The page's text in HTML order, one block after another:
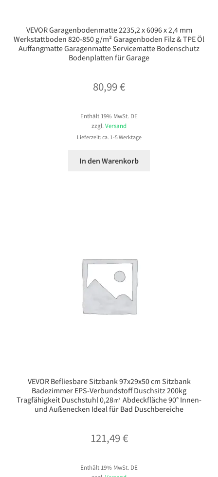
VEVOR Garagenbodenmatte 2235,2 x 6096 x 2,4 mm
Werkstattboden 820-850 g/m² Garagenboden Filz & TPE Öl
Auffangmatte Garagenmatte Servicematte Bodenschutz
Bodenplatten für Garage
80,99€
Enthält 19% MwSt. DE
zzgl. Versand
Lieferzeit: ca. 1-5 Werktage
In den Warenkorb
VEVOR Befliesbare Sitzbank 97x29x50 cm Sitzbank
Badezimmer EPS-Verbundstoff Duschsitz 200kg
Tragfähigkeit Duschstuhl 0,28㎡ Abdeckfläche 90° Innen-
und Außenecken Ideal für Bad Duschbereiche
121,49€
Enthält 19% MwSt. DE